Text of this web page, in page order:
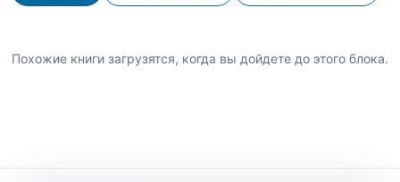
Похожие книги загрузятся, когда вы дойдете до этого блока.